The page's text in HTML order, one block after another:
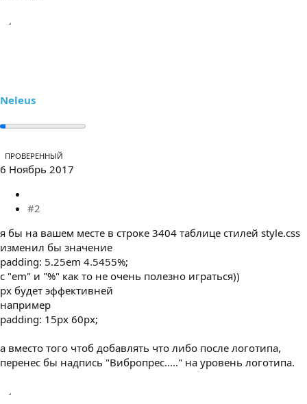
Neleus
ПРОВЕРЕННЫЙ
6 Ноябрь 2017
#2
я бы на вашем месте в строке 3404 таблице стилей style.css
изменил бы значение
padding: 5.25em 4.5455%;
с "em" и "%" как то не очень полезно играться))
px будет эффективней
например
padding: 15px 60px;
а вместо того чтоб добавлять что либо после логотипа,
перенес бы надпись "Вибропрес....." на уровень логотипа.